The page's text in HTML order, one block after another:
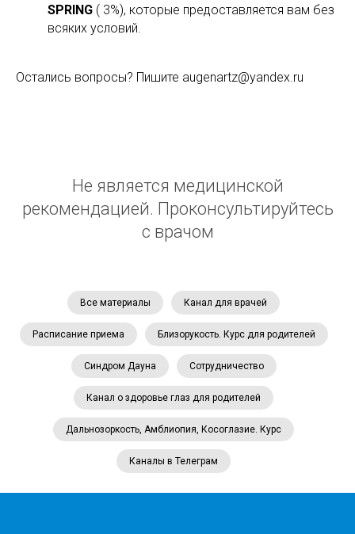
SPRING ( 3%), которые предоставляется вам без
всяких условий.
Остались вопросы? Пишите augenartz@yandex.ru
Не является медицинской
рекомендацией. Проконсультируйтесь
с врачом
Все материалы Канал для врачей
Расписание приема Близорукость. Курс для родителей
Синдром Дауна Сотрудничество
Канал о здоровье глаз для родителей
Дальнозоркость, Амблиопия, Косоглазие. Курс
Каналы в Телеграм